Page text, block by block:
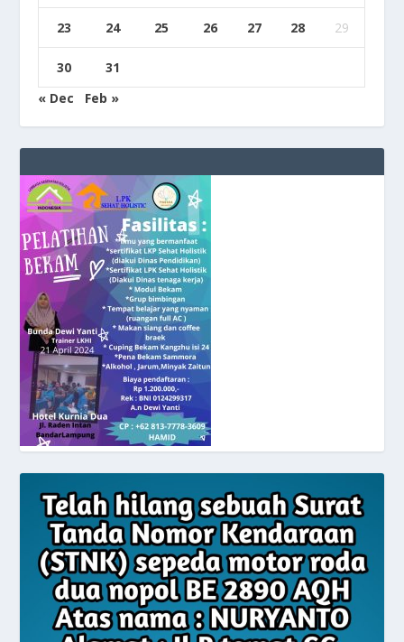
23 24 25 26 27 28 29
30
31
« Dec
Feb »